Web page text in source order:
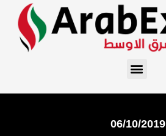
06/10/2019